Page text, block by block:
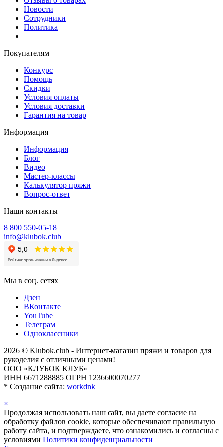
Новости
Сотрудники
Политика
Покупателям
Конкурс
Помощь
Скидки
Условия оплаты
Условия доставки
Гарантия на товар
Информация
Информация
Блог
Видео
Мастер-классы
Калькулятор пряжи
Вопрос-ответ
Наши контакты
8 800 550-05-18
info@klubok.club
Мы в соц. сетях
Дзен
ВКонтакте
YouTube
Телеграм
Одноклассники
2026 © Klubok.club - Интернет-магазин пряжи и товаров для
рукоделия с отличными ценами!
ООО «КЛУБОК КЛУБ»
ИНН 6671288885 ОГРН 1236600070277
* Создание сайта: workdnk
×
Продолжая использовать наш сайт, вы даете согласие на
обработку файлов cookie, которые обеспечивают правильную
работу сайта, и подтверждаете, что ознакомились и согласны с
условиями Политики конфиденциальности